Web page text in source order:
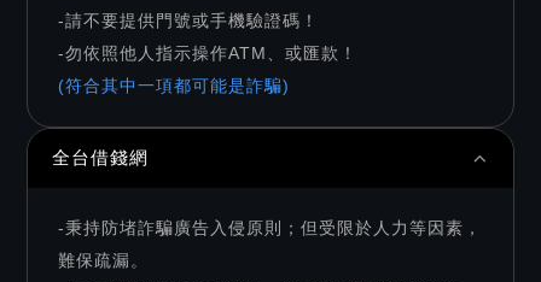
-請不要提供門號或手機驗證碼！
-勿依照他人指示操作ATM、或匯款！
(符合其中一項都可能是詐騙)
全台借錢網
-秉持防堵詐騙廣告入侵原則；但受限於人力等因素，
難保疏漏。